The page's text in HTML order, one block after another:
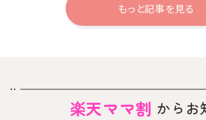
もっと記事を見る
楽天ママ割 からお